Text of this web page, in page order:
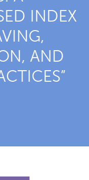
INDEX
AND